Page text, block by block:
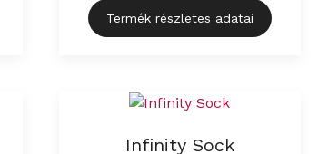
Termék részletes adatai
Infinity Sock